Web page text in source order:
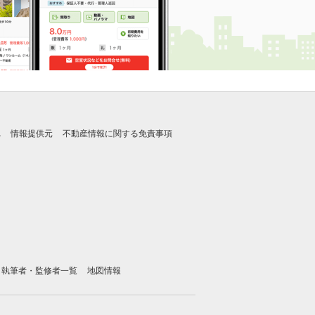
情報提供元 不動産情報に関する免責事項
執筆者・監修者一覧 地図情報